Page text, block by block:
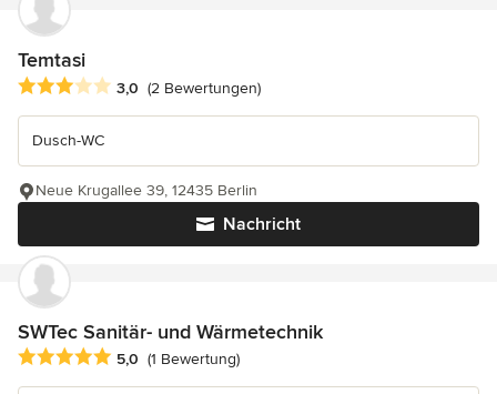
Temtasi
Durchschnittliche Bewertung: 3 von 5 Sternen
3,0 (2 Bewertungen)
Dusch-WC
Nachricht
Neue Krugallee 39, 12435 Berlin
SWTec Sanitär- und Wärmetechnik
Durchschnittliche Bewertung: 5 von 5 Sternen
5,0 (1 Bewertung)